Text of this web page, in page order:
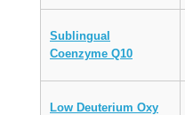
Sublingual
Coenzyme Q10
Low Deuterium Oxy